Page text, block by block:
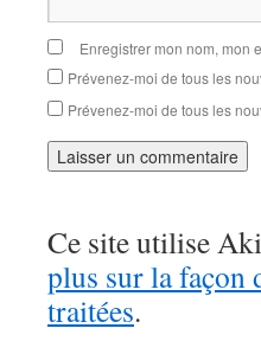
Enregistrer mon nom, mon
Prévenez-moi de tous les
Prévenez-moi de tous les
Ce site utilise
plus sur la façon
traitées.